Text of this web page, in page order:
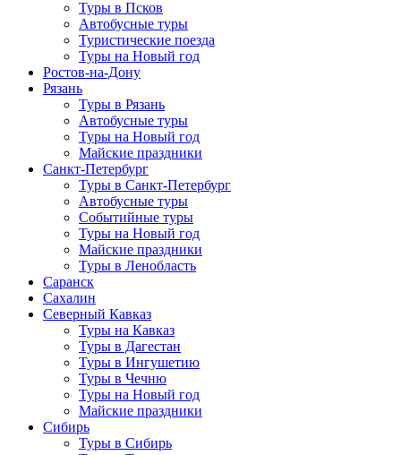
Туры в Псков
Автобусные туры
Туристические поезда
Туры на Новый год
Ростов-на-Дону
Рязань
Туры в Рязань
Автобусные туры
Туры на Новый год
Майские праздники
Санкт-Петербург
Туры в Санкт-Петербург
Автобусные туры
Событийные туры
Туры на Новый год
Майские праздники
Туры в Ленобласть
Саранск
Сахалин
Северный Кавказ
Туры на Кавказ
Туры в Дагестан
Туры в Ингушетию
Туры в Чечню
Туры на Новый год
Майские праздники
Сибирь
Туры в Сибирь